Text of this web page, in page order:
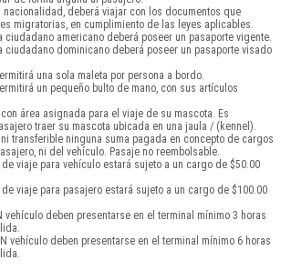
deberá viajar con los documentos que
migratorias, en cumplimiento de las leyes aplicables.
ciudadano americano deberá poseer un pasaporte vigente.
ciudadano dominicano deberá poseer un pasaporte visado
una sola maleta por persona a bordo.
un pequeño bulto de mano, con sus artículos
área asignada para el viaje de su mascota. Es
traer su mascota ubicada en una jaula / (kennel).
transferible ninguna suma pagada en concepto de cargos
ni del vehículo. Pasaje no reembolsable.
viaje para vehículo estará sujeto a un cargo de $50.00
viaje para pasajero estará sujeto a un cargo de $100.00
vehículo deben presentarse en el terminal mínimo 3 horas
vehículo deben presentarse en el terminal mínimo 6 horas